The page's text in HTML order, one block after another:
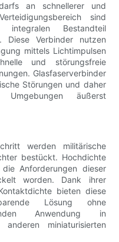
an schnellerer und
sind
integralen Bestandteil
Diese Verbinder nutzen
mittels Lichtimpulsen
und störungsfreie
Glasfaserverbinder
Störungen und daher
Umgebungen äußerst
werden militärische
bestückt. Hochdichte
Anforderungen dieser
worden. Dank ihrer
bieten diese
Lösung ohne
Anwendung in
miniaturisierten